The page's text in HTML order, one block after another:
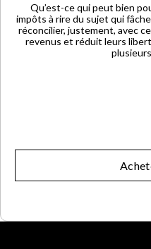
Qu’est-ce qui peut bien
impôts à rire du sujet qui fâche
réconcilier, justement, avec
revenus et réduit leurs